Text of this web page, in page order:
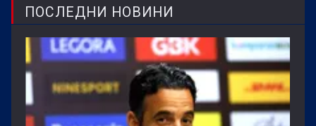
ПОСЛЕДНИ НОВИНИ